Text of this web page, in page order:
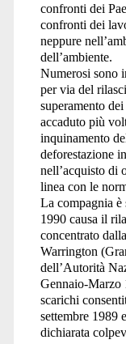
confronti dei
confronti dei
neppure
dell’ambiente.
Numerosi sono
per via del
superamento
accaduto più
inquinamento
deforestazione
nell’acquisto di
linea con le
La compagnia è
1990 causa il
concentrato
Warrington
dell’Autorità
Gennaio-Marzo
scarichi
settembre 1989
dichiarata